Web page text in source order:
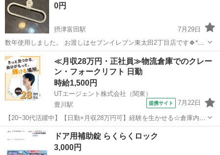
0円
摂津富田駅
7月29日
数年使用しました。 お渡しはセブンイレブン東太田2丁目店です🍀*゜
キッチン 台所 タオル 吸盤 ハンガー
大阪 茨木市 摂津富田駅 家庭用品 タオル
≪月収28万円・正社員≫物流倉庫でのクレー
ン・フォークリフト 日勤
時給1,500円
UTエージェント株式会社（関東）
豊川駅
提携サイト 7月22日
【20~30代活躍中】【日勤×月収28万円可】経験を生かせる☆倉庫内で
のフォークリフト作業☆マイカー通勤OK♪《Jacz1C》 詳細情報 ＼倉
庫内でフォークリフトを運転して入出庫作業／ ＜具体的には…＞ ◆倉
大阪 茨木市 豊川駅 その他
ドア用補助錠 らくらくロック
3,000円